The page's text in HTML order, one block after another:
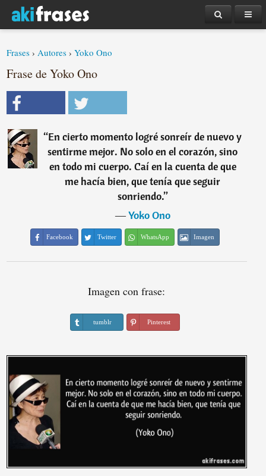
Frases ›Autores ›Yoko Ono
Frase de Yoko Ono
“En cierto momento logré sonreír de nuevo y
sentirme mejor. No solo en el corazón, sino
en todo mi cuerpo. Caí en la cuenta de que
me hacía bien, que tenía que seguir
sonriendo.”
―Yoko Ono
Facebook Twitter WhatsApp Imagen
Imagen con frase:
tumblr Pinterest